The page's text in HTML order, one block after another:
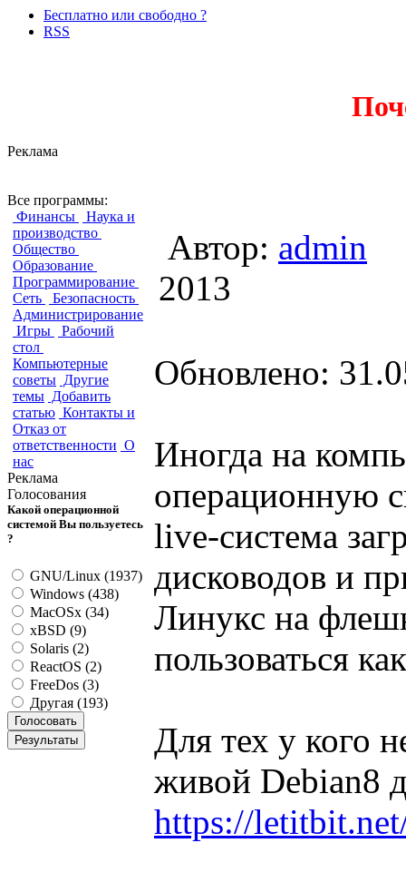
Бесплатно или свободно ?
RSS
Реклама
Все программы:
Финансы
Наука и
производство
Общество
Образование
Программирование
Сеть
Безопасность
Администрирование
Игры
Рабочий
стол
Компьютерные
советы Другие
темы Добавить
статью Контакты и
Отказ от
ответственности О
нас
Реклама
Голосования
Какой операционной
системой Вы пользуетесь
?
GNU/Linux (1937)
Windows (438)
MacOSx (34)
xBSD (9)
Solaris (2)
ReactOS (2)
FreeDos (3)
Другая (193)
Автор: admin
2013
Обновлено:
Иногда на
операционную
live-система
дисководов и
Линукс на
пользоваться
Для тех у кого
живой Debian8
https://